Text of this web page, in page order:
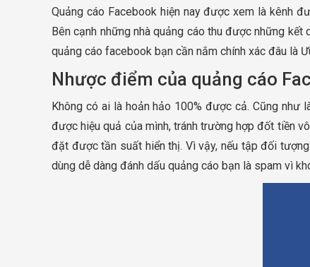
Quảng cáo Facebook hiện nay được xem là kênh
Bên cạnh những nhà quảng cáo thu được những
quảng cáo facebook bạn cần nắm chính xác đâu là
Nhược điểm của quảng cáo
Không có ai là hoản hảo 100% được cả. Cũng
được hiệu quả của mình, tránh trường hợp đốt tiền
đặt được tần suất hiển thị. Vì vậy, nếu tập đối
dùng dễ dàng đánh dấu quảng cáo bạn là spam vì